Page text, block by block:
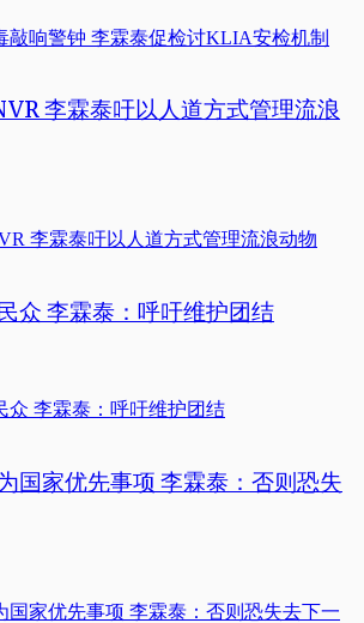
李霖泰吁以人道方式管理流浪
众 李霖泰：呼吁维护团结
国家优先事项 李霖泰：否则恐失